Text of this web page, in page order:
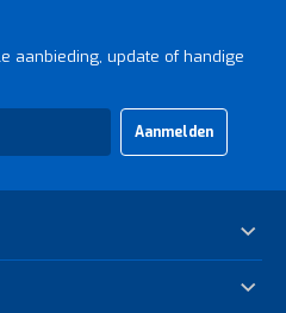
aanbieding, update of handige
Aanmelden